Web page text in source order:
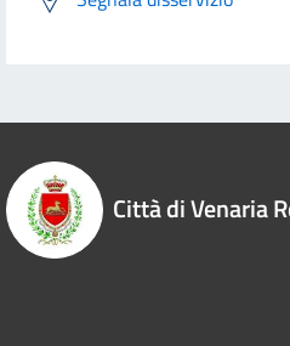
Città di Venaria